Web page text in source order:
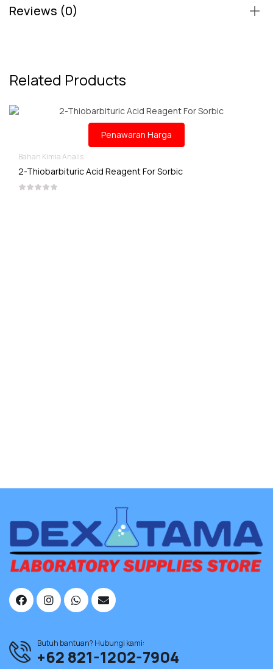
Reviews (0)
Related Products
Penawaran Harga
Bahan Kimia Analis
2-Thiobarbituric Acid Reagent For Sorbic
Butuh bantuan? Hubungi kami:
+62 821-1202-7904